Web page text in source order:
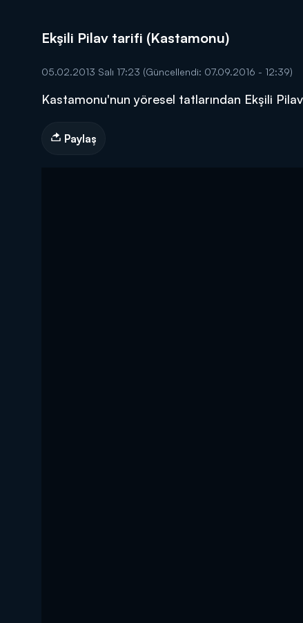
DİĞER SONUÇLAR
Ekşili Pilav tarifi (Kastamonu)
05.02.2013 Salı 17:23 (Güncellendi: 07.09.2016 - 12:39)
Kastamonu'nun yöresel tatlarından Ekşili
Paylaş